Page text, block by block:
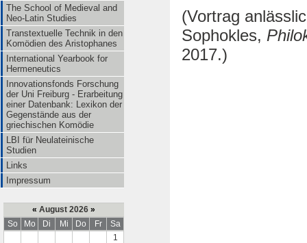
The School of Medieval and
Neo-Latin Studies
Transtextuelle Technik in den
Komödien des Aristophanes
International Yearbook for
Hermeneutics
Innovationsfonds Forschung
der Uni Freiburg - Erarbeitung
einer Datenbank: Lexikon der
Gegenstände aus der
griechischen Komödie
LBI für Neulateinische
Studien
Links
Impressum
« August 2026 »
So
Mo Di Mi Do Fr
Sa
1
(Vortrag
Sophokles,
2017.)